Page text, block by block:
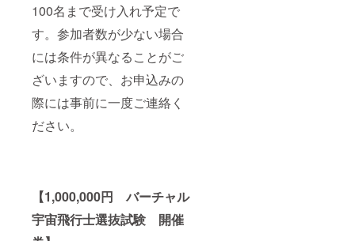
100名まで受け入れ予定で
す。参加者数が少ない場合
には条件が異なることがご
ざいますので、お申込みの
際には事前に一度ご連絡く
ださい。
【1,000,000円 バーチャル
宇宙飛行士選抜試験 開催